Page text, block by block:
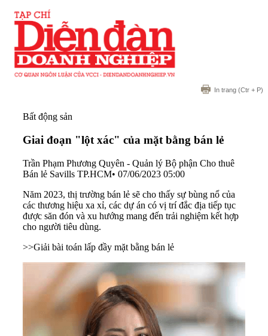
In trang (Ctr + P)
Bất động sản
Giai đoạn "lột xác" của mặt bằng bán lẻ
Trần Phạm Phương Quyên - Quản lý Bộ phận Cho thuê
Bán lẻ Savills TP.HCM• 07/06/2023 05:00
Năm 2023, thị trường bán lẻ sẽ cho thấy sự bùng nổ của
các thương hiệu xa xỉ, các dự án có vị trí đắc địa tiếp tục
được săn đón và xu hướng mang đến trải nghiệm kết hợp
cho người tiêu dùng.
>>Giải bài toán lấp đầy mặt bằng bán lẻ